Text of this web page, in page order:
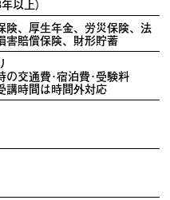
以上）
険、厚生年金、労災保険、法
害賠償保険、財形貯蓄
の交通費･宿泊費･受験料
講時間は時間外対応